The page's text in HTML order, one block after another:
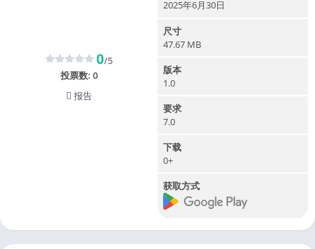
0/5
投票数: 0
报告
2025年6月30日
尺寸
47.67 MB
版本
1.0
要求
7.0
下载
0+
获取方式